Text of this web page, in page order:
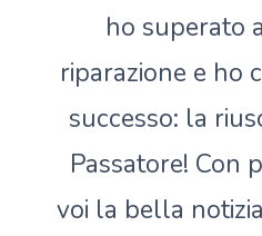
ho superato
riparazione e ho
successo: la
Passatore! Con
voi la bella